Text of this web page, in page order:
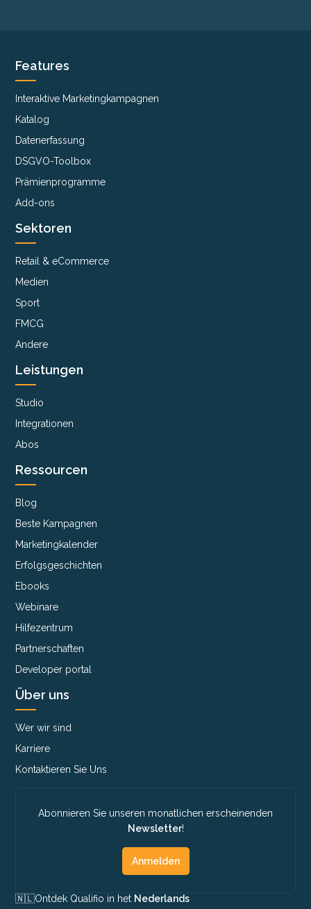
Features
Interaktive Marketingkampagnen
Katalog
Datenerfassung
DSGVO-Toolbox
Prämienprogramme
Add-ons
Sektoren
Retail & eCommerce
Medien
Sport
FMCG
Andere
Leistungen
Studio
Integrationen
Abos
Ressourcen
Blog
Beste Kampagnen
Marketingkalender
Erfolgsgeschichten
Ebooks
Webinare
Hilfezentrum
Partnerschaften
Developer portal
Über uns
Wer wir sind
Karriere
Kontaktieren Sie Uns
Abonnieren Sie unseren monatlichen erscheinenden
Newsletter!
Anmelden
🇳🇱​Ontdek Qualifio in het Nederlands